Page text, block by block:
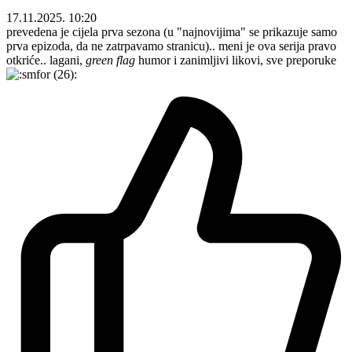
17.11.2025. 10:20
prevedena je cijela prva sezona (u "najnovijima" se prikazuje samo
prva epizoda, da ne zatrpavamo stranicu).. meni je ova serija pravo
otkriće.. lagani, green flag humor i zanimljivi likovi, sve preporuke